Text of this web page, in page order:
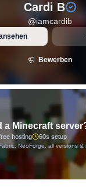
Cardi B
@iamcardib
Bewerben
a Minecraft
hosting 60s setup
NeoForge, all versions &